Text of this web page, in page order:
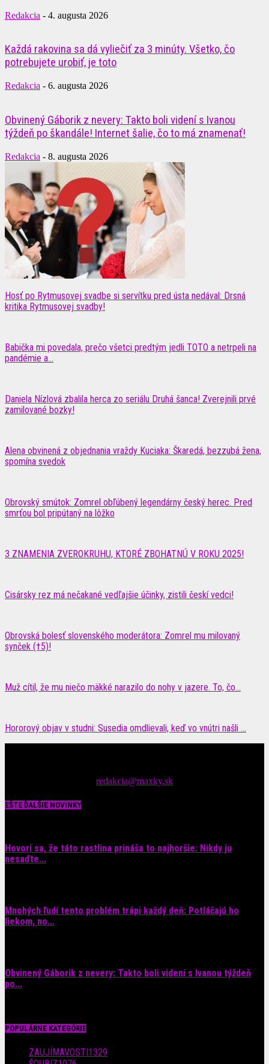
Redakcia - 4. augusta 2026
Každá rakovina sa dá vyliečiť za 3 minúty. Všetko, čo
potrebujete urobiť, je toto
Redakcia - 6. augusta 2026
Obvinený Gáborik z nevery: Takto boli videní s Ivanou
týždeň po škandále! Internet šalie, čo to má znamenať!
Redakcia - 8. augusta 2026
Hosť po Rytmusovej svadbe si servítku pred ústa nedával: Drsná
kritika Rytmusovej svadby!
Babička mi povedala, prečo všetci predtým jedli TOTO a netrpeli na
pandémie a...
Daniela Nízlová zbalila herca zo seriálu Druhá šanca! Zverejnili prvé
zamilované bozky!
Alena obvinená z objednania vraždy Kuciaka: Škaredá, bezzubá žena,
spomína svedok
Obrovský smútok: Zomrel obľúbený legendárny český herec. Pred
smrťou bol pripútaný na lôžko
3 ZNAMENIA ZVEROKRUHU, KTORÉ ZBOHATNÚ V ROKU 2025!
Cisársky rez má nečakané vedľajšie účinky, zistili českí vedci!
Obrovská bolesť slovenského moderátora: Zomrel mu milovaný
synček (†5)!
Muž cítil, že mu niečo mäkké narazilo do nohy v jazere. To, čo...
Hororový objav v studni: Susedia omdlievali, keď vo vnútri našli …
redakcia@maxky.sk
EŠTE ĎALŠIE NOVINKY
Hovorí sa, že táto rastlina prináša to najhoršie: Nikdy ju
nesaďte...
Mnohých ľudí tento problém trápi každý deň: Potláčajú ho
liekom, no...
Obvinený Gáborik z nevery: Takto boli videní s Ivanou týždeň
po...
POPULÁRNE KATEGÓRIE
ZAUJÍMAVOSTI1329